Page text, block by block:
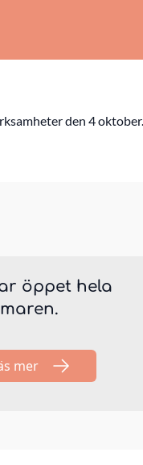
den 4 oktober.
öppet hela
mer